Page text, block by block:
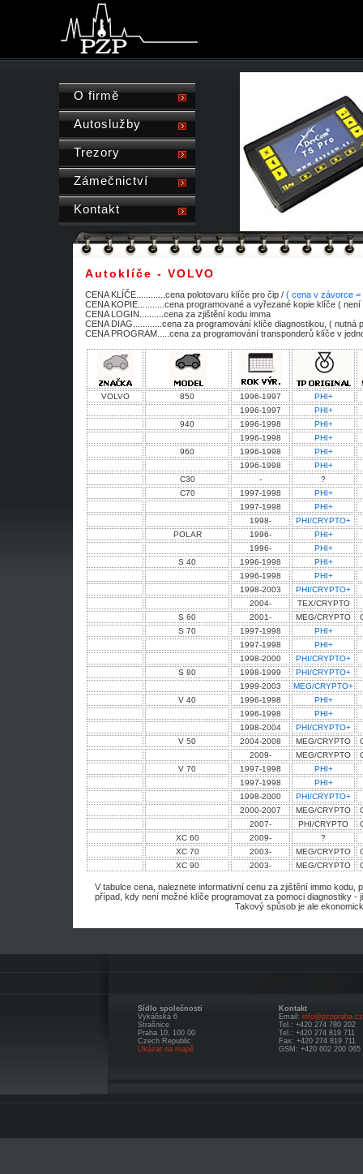
O firmě
Autoslužby
Trezory
Zámečnictví
Kontakt
Autoklíče - VOLVO
CENA KLÍČE............cena polotovaru klíče pro čip / ( cena v závorce
CENA KOPIE...........cena programované a vyřezané kopie klíče ( není
CENA LOGIN..........cena za zjištění kodu imma
CENA DIAG............cena za programování klíče diagnostikou, ( nutná
CENA PROGRAM.....cena za programování transponderů klíče v
VOLVO 850 1996-1997
PHI+
1996-1997
PHI+
940
1996-1998
PHI+
1996-1998
PHI+
960
1996-1998
PHI+
1996-1998
PHI+
C30
-
?
C70
1997-1998
PHI+
1997-1998
PHI+
1998-
PHI/CRYPTO+
POLAR
1996-
PHI+
1996-
PHI+
S 40
1996-1998
PHI+
1996-1998
PHI+
1998-2003
PHI/CRYPTO+
2004-
TEX/CRYPTO
S 60
2001- MEG/CRYPTO
S 70
1997-1998
PHI+
1997-1998
PHI+
1998-2000
PHI/CRYPTO+
S 80
1998-1999
PHI/CRYPTO+
1999-2003
MEG/CRYPTO+
V 40
1996-1998
PHI+
1996-1998
PHI+
1998-2004
PHI/CRYPTO+
V 50
2004-2008 MEG/CRYPTO
2009-
MEG/CRYPTO
V 70
1997-1998
PHI+
1997-1998
PHI+
1998-2000
PHI/CRYPTO+
2000-2007
MEG/CRYPTO
2007-
PHI/CRYPTO
XC 60
2009-
?
XC 70
2003- MEG/CRYPTO
XC 90
2003- MEG/CRYPTO
V tabulce cena, naleznete informativní cenu za zjištění immo
případ, kdy není možné klíče programovat za pomoci diagnostiky
Takový spůsob je ale
Sídlo společnosti
Vykáňská 6
Strašnice
Praha 10, 100 00
Czech Republic
Ukázat na mapě
Kontakt
Email: info@pzppraha.cz
Tel.: +420 274 780 202
Tel.: +420 274 819 711
Fax: +420 274 819 711
GSM: +420 602 200 065